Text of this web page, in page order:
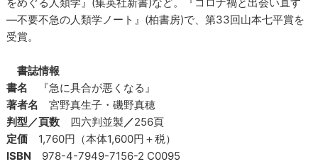
―不要不急の人類学ノート』(柏書房)で、第33回山本七平賞を
受賞。
書誌情報
書名 『急に具合が悪くなる』
著者名 宮野真生子・磯野真穂
判型／頁数 四六判並製 ／256頁
定価 1,760円（本体1,600円＋税）
ISBN 978-4-7949-7156-2 C0095